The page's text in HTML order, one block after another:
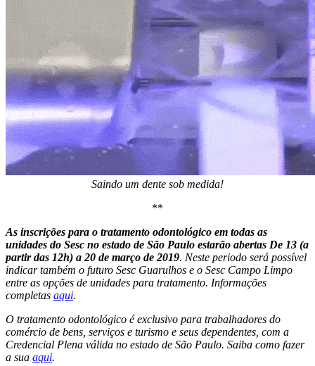
Saindo um dente sob medida!
**
As inscrições para o tratamento odontológico em todas as
unidades do Sesc no estado de São Paulo estarão abertas De 13 (a
partir das 12h) a 20 de março de 2019. Neste periodo será possível
indicar também o futuro Sesc Guarulhos e o Sesc Campo Limpo
entre as opções de unidades para tratamento. Informações
completas aqui.
O tratamento odontológico é exclusivo para trabalhadores do
comércio de bens, serviços e turismo e seus dependentes, com a
Credencial Plena válida no estado de São Paulo. Saiba como fazer
a sua aqui.